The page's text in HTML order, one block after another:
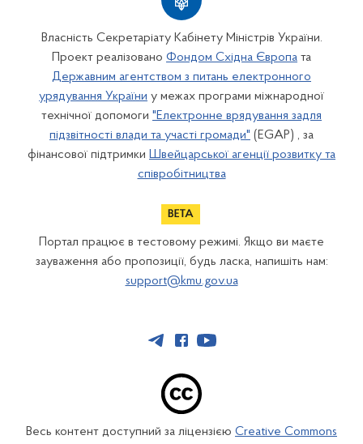
Власність Секретаріату Кабінету Міністрів України.
Проект реалізовано Фондом Східна Європа та
Державним агентством з питань електронного
урядування України у межах програми міжнародної
технічної допомоги "Електронне врядування задля
підзвітності влади та участі громади" (EGAP) , за
фінансової підтримки Швейцарської агенції розвитку та
співробітництва
Портал працює в тестовому режимі. Якщо ви маєте
зауваження або пропозиції, будь ласка, напишіть нам:
support@kmu.gov.ua
Весь контент доступний за ліцензією Creative Commons